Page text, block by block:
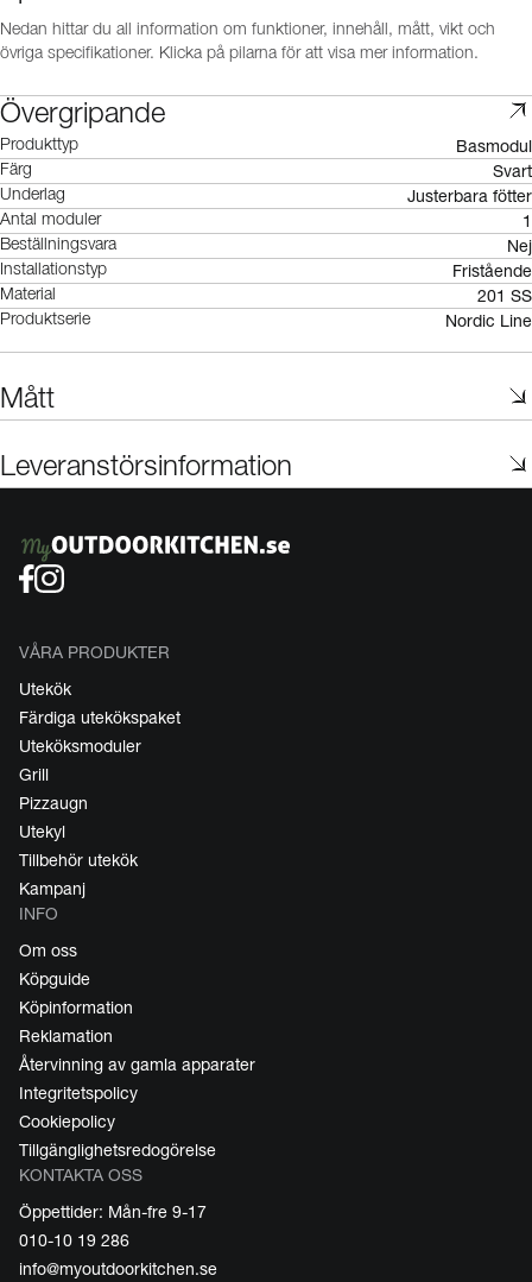
Nedan hittar du all information om funktioner, innehåll, mått, vikt och
övriga specifikationer. Klicka på pilarna för att visa mer information.
Övergripande
Produkttyp Basmodul
Färg Svart
Underlag Justerbara fötter
Antal moduler 1
Beställningsvara Nej
Installationstyp Fristående
Material 201 SS
Produktserie Nordic Line
Mått
Leveranstörsinformation
VÅRA PRODUKTER
Utekök
Färdiga utekökspaket
Uteköksmoduler
Grill
Pizzaugn
Utekyl
Tillbehör utekök
Kampanj
INFO
Om oss
Köpguide
Köpinformation
Reklamation
Återvinning av gamla apparater
Integritetspolicy
Cookiepolicy
Tillgänglighetsredogörelse
KONTAKTA OSS
Öppettider: Mån-fre 9-17
010-10 19 286
info@myoutdoorkitchen.se